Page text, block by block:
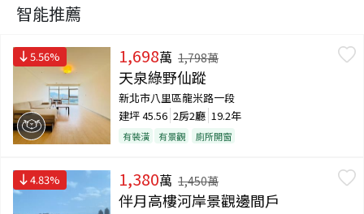
智能推薦
5.56% 1,698萬 1,798萬
天泉綠野仙蹤
新北市八里區龍米路一段
建坪45.56 2房2廳 19.2年
有裝潢 有景觀 廁所開窗
4.83% 1,380萬 1,450萬
伴月高樓河岸景觀邊間戶